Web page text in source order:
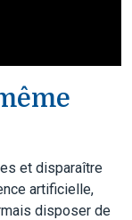
et disparaître
artificielle,
disposer de